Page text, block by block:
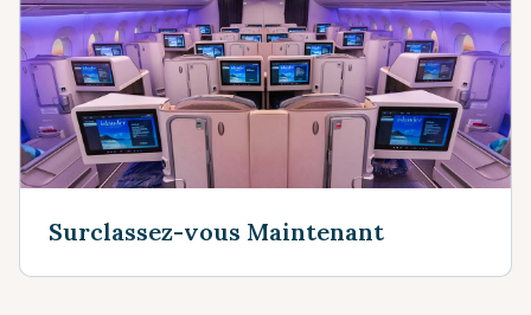
Surclassez-vous Maintenant